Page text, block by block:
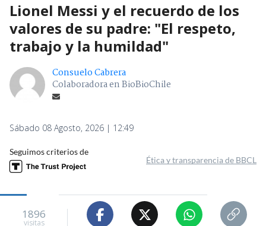
Lionel Messi y el recuerdo de los
valores de su padre: "El respeto,
trabajo y la humildad"
Consuelo Cabrera
Colaboradora en BioBioChile
Sábado 08 Agosto, 2026 | 12:49
Seguimos criterios de
Ética y transparencia de BBCL
1896
visitas